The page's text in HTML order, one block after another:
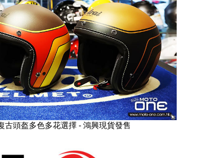
古頭盔多色多花選擇 - 鴻興現貨發售